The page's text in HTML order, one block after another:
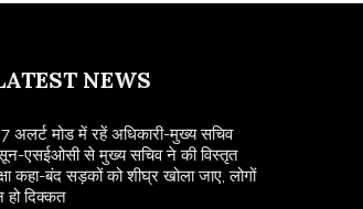
NEWS
अलर्ट मोड में रहें अधिकारी-मुख्य सचिव
एसईओसी से मुख्य सचिव ने की विस्तृत
कहा-बंद सड़कों को शीघ्र खोला जाए, लोगों
हो दिक्कत